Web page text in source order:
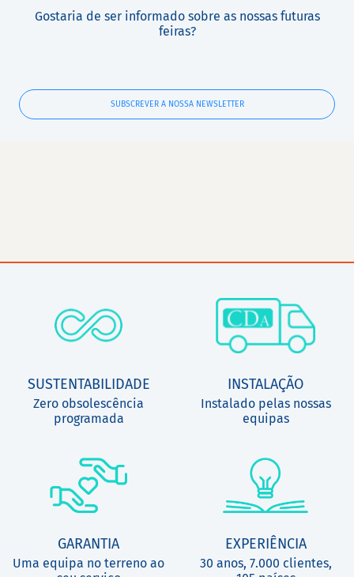
Gostaria de ser informado sobre as nossas futuras
feiras?
SUBSCREVER A NOSSA NEWSLETTER
SUSTENTABILIDADE
Zero obsolescência
programada
INSTALAÇÃO
Instalado pelas nossas
equipas
GARANTIA
Uma equipa no terreno ao
EXPERIÊNCIA
30 anos, 7.000 clientes,